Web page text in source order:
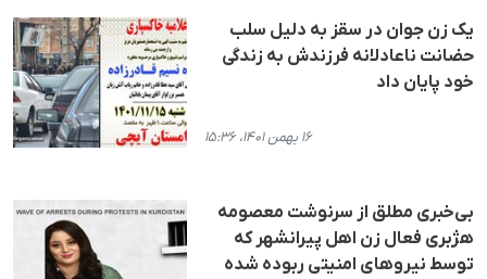
یک زن جوان در سقز به دلیل سلب
حضانت ناعادلانه فرزندش به زندگی
خود پایان داد
۱۶ بهمن ۱۴۰۱، ۱۵:۳۶
بی‌خبری مطلق از سرنوشت معصومه
هژبری فعال زن اهل پیرانشهر که
توسط نیروهای امنیتی ربوده شده